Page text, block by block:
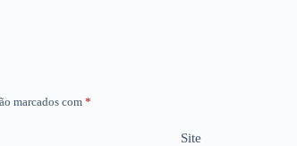
marcados com *
Site